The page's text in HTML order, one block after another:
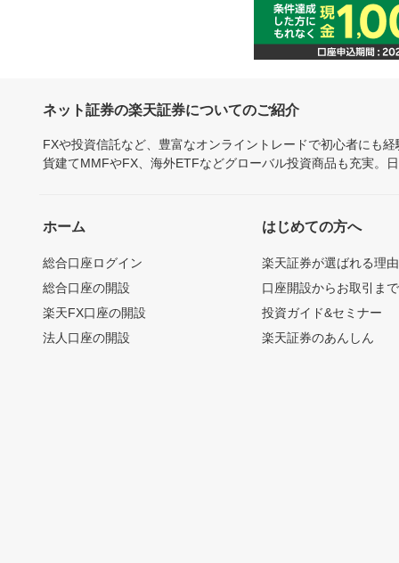
ネット証券の楽天証券についてのご紹介
FXや投資信託など、豊富なオンライントレードで初心者にも
貨建てMMFやFX、海外ETFなどグローバル投資商品も充実。
ホーム
総合口座ログイン
総合口座の開設
楽天FX口座の開設
法人口座の開設
はじめての方へ
楽天証券が選ばれる理由
口座開設からお取引ま
投資ガイド&セミナー
楽天証券のあんしん